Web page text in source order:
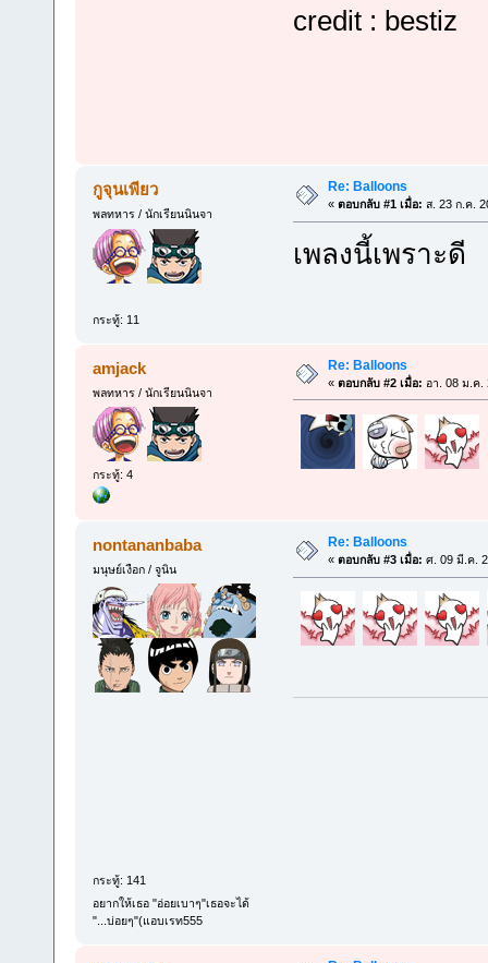
credit : bestiz
กูจุนเพียว
พลทหาร / นักเรียนนินจา
กระทู้: 11
Re: Balloons
« ตอบกลับ #1 เมื่อ: ส. 23 ก.ค.
เพลงนี้เพราะดี
amjack
พลทหาร / นักเรียนนินจา
กระทู้: 4
Re: Balloons
« ตอบกลับ #2 เมื่อ: อา. 08 ม.ค.
nontananbaba
มนุษย์เงือก / จูนิน
กระทู้: 141
อยากให้เธอ "อ่อยเบาๆ"เธอจะได้
"...บ่อยๆ"(แอบเรท555
Re: Balloons
« ตอบกลับ #3 เมื่อ: ศ. 09 มี.ค.